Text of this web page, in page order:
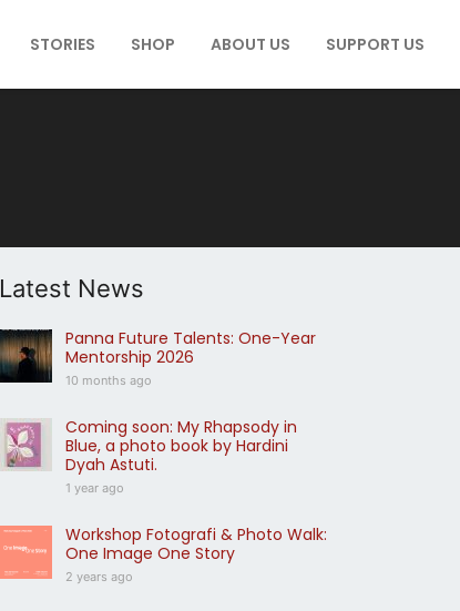
STORIES SHOP ABOUT US SUPPORT US
Latest News
Panna Future Talents: One-Year
Mentorship 2026
10 months ago
Coming soon: My Rhapsody in
Blue, a photo book by Hardini
Dyah Astuti.
1 year ago
Workshop Fotografi & Photo Walk:
One Image One Story
2 years ago